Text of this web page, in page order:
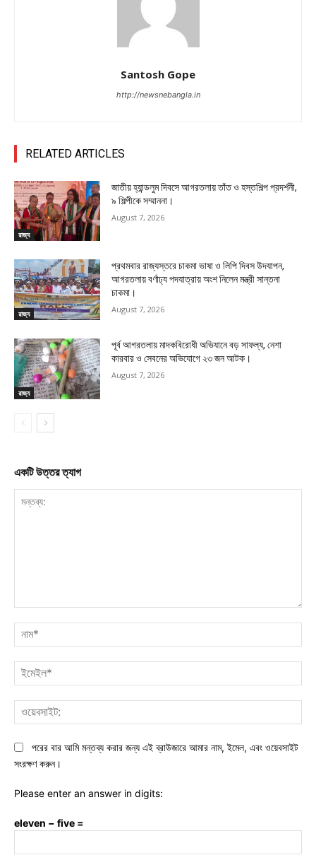
Santosh Gope
http://newsnebangla.in
RELATED ARTICLES
রাজ্য
জাতীয় হ্যান্ডলুম দিবসে আগরতলায় তাঁত ও হস্তশিল্প প্রদর্শনী,
৯ শিল্পীকে সম্মাননা।
August 7, 2026
রাজ্য
প্রথমবার রাজ্যস্তরে চাকমা ভাষা ও লিপি দিবস উদযাপন,
আগরতলায় বর্ণাঢ্য পদযাত্রায় অংশ নিলেন মন্ত্রী সান্তনা
চাকমা।
August 7, 2026
রাজ্য
পূর্ব আগরতলায় মাদকবিরোধী অভিযানে বড় সাফল্য, নেশা
কারবার ও সেবনের অভিযোগে ২৩ জন আটক।
August 7, 2026
একটি উত্তর ত্যাগ
পরের বার আমি মন্তব্য করার জন্য এই ব্রাউজারে আমার নাম, ইমেল, এবং ওয়েবসাইট
সংরক্ষণ করুন।
Please enter an answer in digits:
eleven − five =